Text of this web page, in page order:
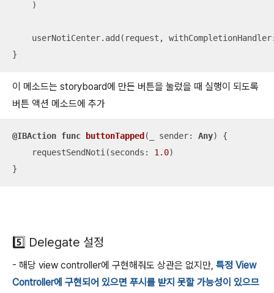
    )
userNotiCenter.add(request,
}
이 메소드는 storyboard에 만든 버튼을 눌렀을 때 실행이 되도록
버튼 액션 메소드에 추가
@IBAction func buttonTapped ( sender: Any)
{
    requestSendNoti(seconds:
1.0)
}
5️⃣ Delegate 설정
- 해당 view controller에 구현해줘도 상관은 없지만, 특정 View
Controller에 구현되어 있으면 푸시를 받지 못할 가능성이 있으므